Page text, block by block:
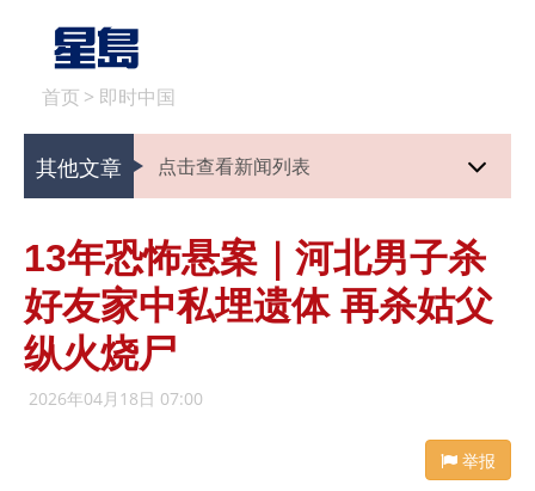
首页 > 即时中国
其他文章 点击查看新闻列表
13年恐怖悬案｜河北男子杀
好友家中私埋遗体 再杀姑父
纵火烧尸
2026年04月18日 07:00
举报